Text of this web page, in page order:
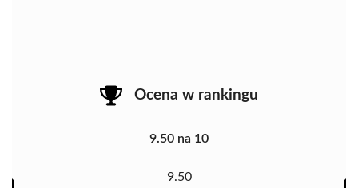
Ocena w rankingu
9.50 na 10
9.50